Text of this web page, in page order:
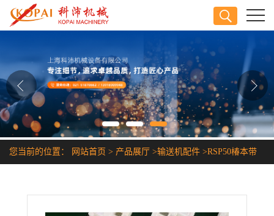
公司介绍
公司动态
产品展厅
证书荣誉
您当前的位置： 网站首页 > 产品展厅 >输送机配件 >RSP50椿本带